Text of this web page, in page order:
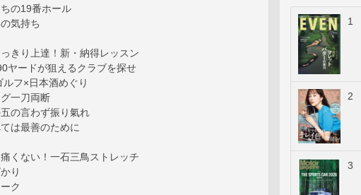
の19番ホール
気持ち
きり上達！新・納得レッスン
ヤードが狙えるクラブを探せ
フ×日本酒めぐり
一刀両断
五の言わず振り氣れ
は最善のために
くない！一石三鳥ストレッチ
り
ク
1
2
3